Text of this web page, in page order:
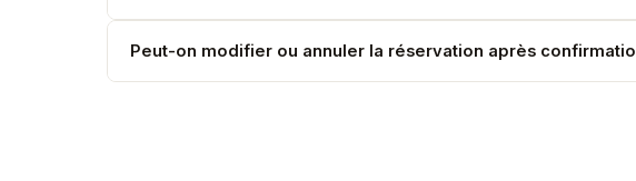
Oui. Nos chauffeurs sont formés à la discrétion absolue. Un
Peut-on modifier ou annuler la réservation après